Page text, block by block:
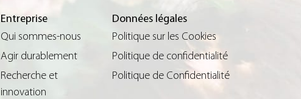
Entreprise
Qui sommes-nous
Agir durablement
Recherche et
innovation
Données légales
Politique sur les Cookies
Politique de confidentialité
Politique de Confidentialité